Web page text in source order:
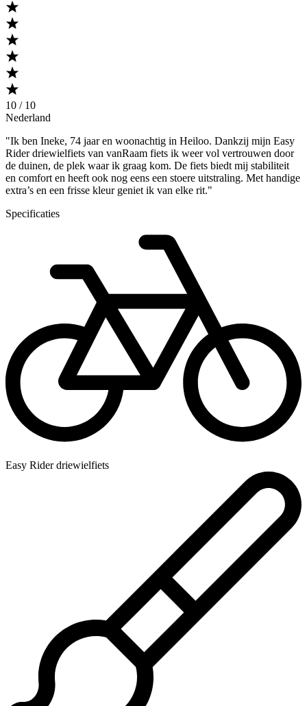
10 / 10
Nederland
"Ik ben Ineke, 74 jaar en woonachtig in Heiloo. Dankzij mijn Easy
Rider driewielfiets van vanRaam fiets ik weer vol vertrouwen door
de duinen, de plek waar ik graag kom. De fiets biedt mij stabiliteit
en comfort en heeft ook nog eens een stoere uitstraling. Met handige
extra’s en een frisse kleur geniet ik van elke rit."
Specificaties
Easy Rider driewielfiets